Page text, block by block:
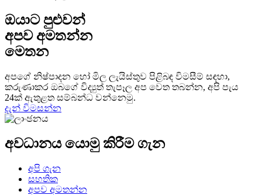
ඔයාට පුළුවන්
අපව අමතන්න
මෙතන
අපගේ නිෂ්පාදන හෝ මිල ලැයිස්තුව පිළිබඳ විමසීම් සඳහා,
කරුණාකර ඔබගේ විද්‍යුත් තැපෑල අප වෙත තබන්න, අපි පැය
24ක් ඇතුළත සම්බන්ධ වන්නෙමු.
දැන් විමසන්න
අවධානය යොමු කිරීම ගැන
අපි ගැන
සහතික
අපව අමතන්න